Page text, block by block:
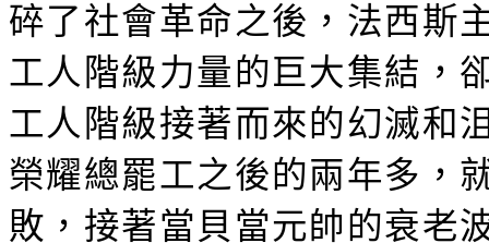
碎了社會革命之後，法西斯
工人階級力量的巨大集結，
工人階級接著而來的幻滅和
榮耀總罷工之後的兩年多，
敗，接著當貝當元帥的衰老